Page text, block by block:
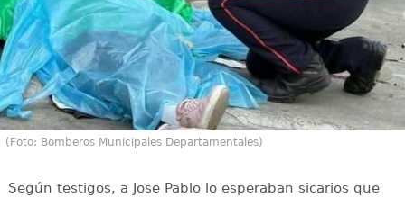
(Foto: Bomberos Municipales Departamentales)
Según testigos, a Jose Pablo lo esperaban sicarios que